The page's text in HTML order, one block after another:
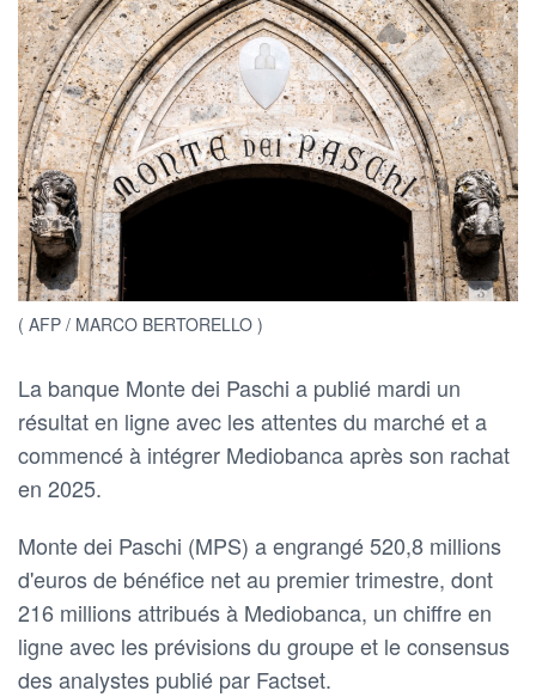
( AFP / MARCO BERTORELLO )
La banque Monte dei Paschi a publié mardi un
résultat en ligne avec les attentes du marché et a
commencé à intégrer Mediobanca après son rachat
en 2025.
Monte dei Paschi (MPS) a engrangé 520,8 millions
d'euros de bénéfice net au premier trimestre, dont
216 millions attribués à Mediobanca, un chiffre en
ligne avec les prévisions du groupe et le consensus
des analystes publié par Factset.